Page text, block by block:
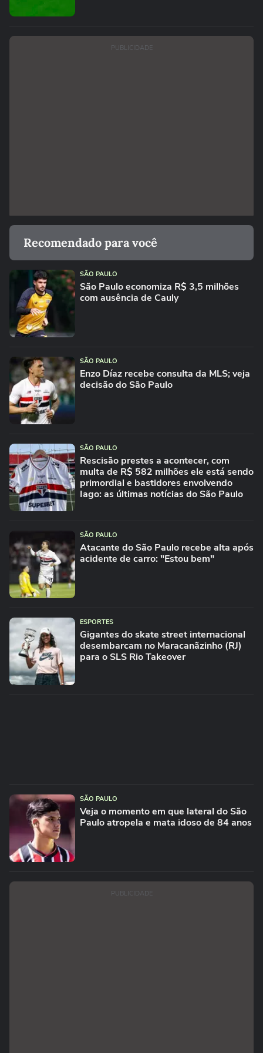
PUBLICIDADE
Recomendado para você
SÃO PAULO
São Paulo economiza R$ 3,5 milhões
com ausência de Cauly
SÃO PAULO
Enzo Díaz recebe consulta da MLS; veja
decisão do São Paulo
SÃO PAULO
Rescisão prestes a acontecer, com
multa de R$ 582 milhões ele está sendo
primordial e bastidores envolvendo
Iago: as últimas notícias do São Paulo
SÃO PAULO
Atacante do São Paulo recebe alta após
acidente de carro: "Estou bem"
ESPORTES
Gigantes do skate street internacional
desembarcam no Maracanãzinho (RJ)
para o SLS Rio Takeover
SÃO PAULO
Veja o momento em que lateral do São
Paulo atropela e mata idoso de 84 anos
PUBLICIDADE